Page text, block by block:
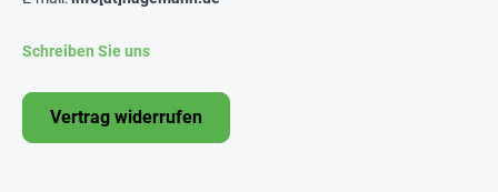
Schreiben Sie uns
Vertrag widerrufen